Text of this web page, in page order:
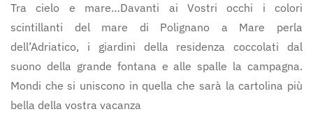
Tra cielo e mare…Davanti ai Vostri occhi i colori
scintillanti del mare di Polignano a Mare perla
dell’Adriatico, i giardini della residenza coccolati dal
suono della grande fontana e alle spalle la campagna.
Mondi che si uniscono in quella che sarà la cartolina più
bella della vostra vacanza